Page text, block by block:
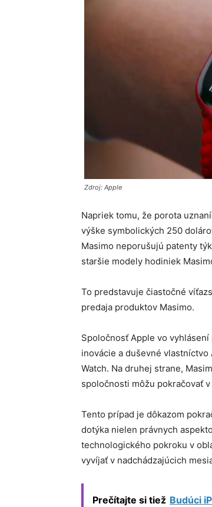
Zdroj: Apple
Napriek tomu, že porota
výške symbolických 250
Masimo neporušujú patenty
staršie modely hodiniek
To predstavuje čiastočné
predaja produktov Masimo.
Spoločnosť Apple vo
inovácie a duševné
Watch. Na druhej strane,
spoločnosti môžu pokračovať
Tento prípad je dôkazom
dotýka nielen právnych
technologického pokroku v
vyvíjať v nadchádzajúcich
Prečítajte si tiež Budúci